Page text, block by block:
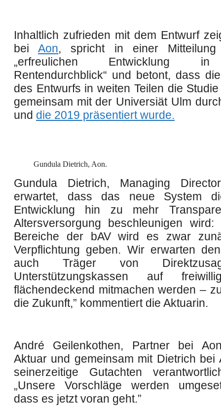
Inhaltlich zufrieden mit dem Entwurf
beiAon, spricht in einer
„erfreulichen Entwicklung
Rentendurchblick“ und betont, dass
des Entwurfs in weiten Teilen die
gemeinsam mit der Universiät Ulm
und die 2019 präsentiert wurde.
Gundula Dietrich, Aon.
Gundula Dietrich, Managing
erwartet, dass das neue System
Entwicklung hin zu mehr
Altersversorgung beschleunigen wird:
Bereiche der bAV wird es zwar
Verpflichtung geben. Wir erwarten
auch Träger von
Unterstützungskassen auf
flächendeckend mitmachen werden –
die Zukunft,” kommentiert die Aktuarin.
André Geilenkothen, Partner bei
Aktuar und gemeinsam mit Dietrich bei
seinerzeitige Gutachten
„Unsere Vorschläge werden
dass es jetzt voran geht.”